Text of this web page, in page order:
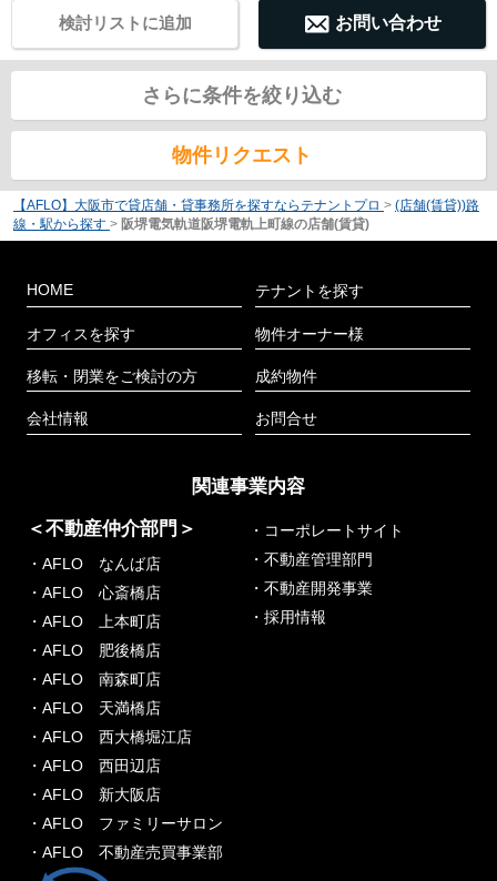
お問い合わせ
検討リストに追加
さらに条件を絞り込む
物件リクエスト
【AFLO】大阪市で貸店舗・貸事務所を探すならテナントプロ > (店舗(賃貸))路
線・駅から探す > 阪堺電気軌道阪堺電軌上町線の店舗(賃貸)
HOME
オフィスを探す
移転・閉業をご検討の方
会社情報
テナントを探す
物件オーナー様
成約物件
お問合せ
関連事業内容
＜不動産仲介部門＞
・AFLO なんば店
・AFLO 心斎橋店
・AFLO 上本町店
・AFLO 肥後橋店
・AFLO 南森町店
・AFLO 天満橋店
・AFLO 西大橋堀江店
・AFLO 西田辺店
・AFLO 新大阪店
・AFLO ファミリーサロン
・AFLO 不動産売買事業部
・コーポレートサイト
・不動産管理部門
・不動産開発事業
・採用情報